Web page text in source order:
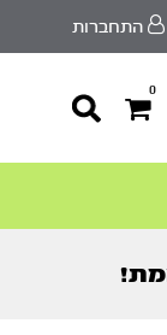
התחברות
0